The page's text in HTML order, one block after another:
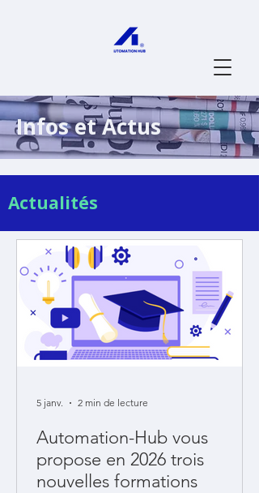
Infos et Actus
Actualités
Automation-Hub vous
propose en 2026 trois
nouvelles formations
5 janv. 2 min de lecture